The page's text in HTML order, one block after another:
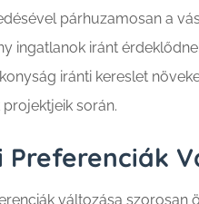
párhuzamosan a
ingatlanok iránt
iránti kereslet
során.
Preferenciák
változása szorosan